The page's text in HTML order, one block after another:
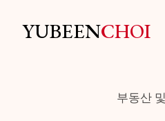
YUBEENCHOI
부동산